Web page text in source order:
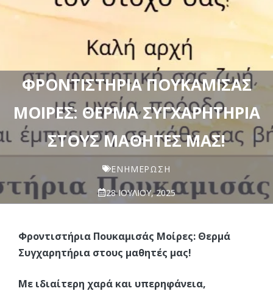
ΦΡΟΝΤΙΣΤΉΡΙΑ ΠΟΥΚΑΜΙΣΆΣ
ΜΟΊΡΕΣ: ΘΕΡΜΆ ΣΥΓΧΑΡΗΤΉΡΙΑ
ΣΤΟΥΣ ΜΑΘΗΤΈΣ ΜΑΣ!
ΕΝΗΜΈΡΩΣΗ
28 ΙΟΥΛΊΟΥ, 2025
Φροντιστήρια Πουκαμισάς Μοίρες: Θερμά
Συγχαρητήρια στους μαθητές μας!
Με ιδιαίτερη χαρά και υπερηφάνεια,